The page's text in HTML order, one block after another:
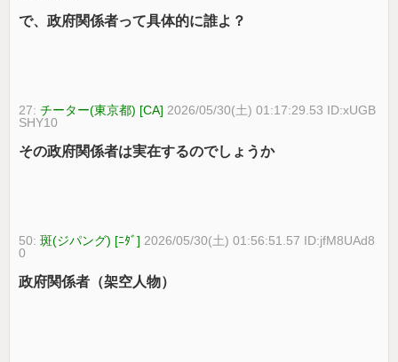
で、政府関係者って具体的に誰よ？
27:チーター(東京都) [CA] 2026/05/30(土) 01:17:29.53 ID:xUGB
SHY10
その政府関係者は実在するのでしょうか
50:斑(ジパング) [ﾆﾀﾞ] 2026/05/30(土) 01:56:51.57 ID:jfM8UAd8
0
政府関係者（架空人物）